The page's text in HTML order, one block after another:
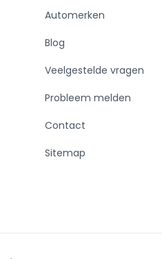
Automerken
Blog
Veelgestelde vragen
Probleem melden
Contact
Sitemap